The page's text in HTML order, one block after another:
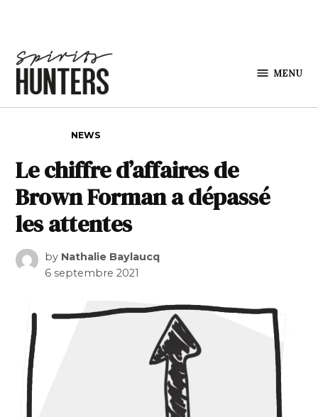
MENU
NEWS
Le chiffre d’affaires de
Brown Forman a dépassé
les attentes
by Nathalie Baylaucq
6 septembre 2021